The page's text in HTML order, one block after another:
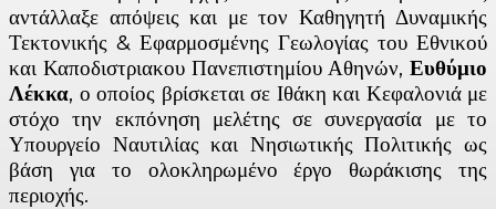
αντάλλαξε απόψεις και με τον Καθηγητή Δυναμικής
Τεκτονικής & Εφαρμοσμένης Γεωλογίας του Εθνικού
και Καποδιστριακου Πανεπιστημίου Αθηνών, Ευθύμιο
Λέκκα, ο οποίος βρίσκεται σε Ιθάκη και Κεφαλονιά με
στόχο την εκπόνηση μελέτης σε συνεργασία με το
Υπουργείο Ναυτιλίας και Νησιωτικής Πολιτικής ως
βάση για το ολοκληρωμένο έργο θωράκισης της
περιοχής.